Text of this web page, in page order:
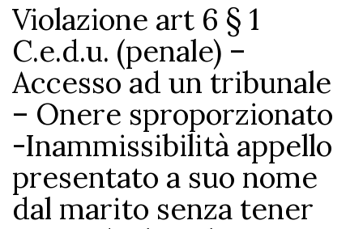
Violazione art 6 § 1
C.e.d.u. (penale) –
Accesso ad un tribunale
– Onere sproporzionato
-Inammissibilità appello
presentato a suo nome
dal marito senza tener